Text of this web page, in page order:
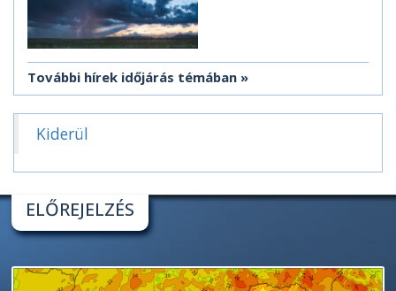
További hírek időjárás témában
Kiderül
ELŐREJELZÉS